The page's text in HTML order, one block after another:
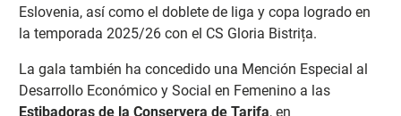
Eslovenia, así como el doblete de liga y copa logrado en
la temporada 2025/26 con el CS Gloria Bistrița.
La gala también ha concedido una Mención Especial al
Desarrollo Económico y Social en Femenino a las
Estibadoras de la Conservera de Tarifa, en